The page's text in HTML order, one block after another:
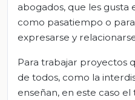
abogados, que les
como pasatiempo o
expresarse y
Para trabajar proyectos
de todos, como la
enseñan, en este caso